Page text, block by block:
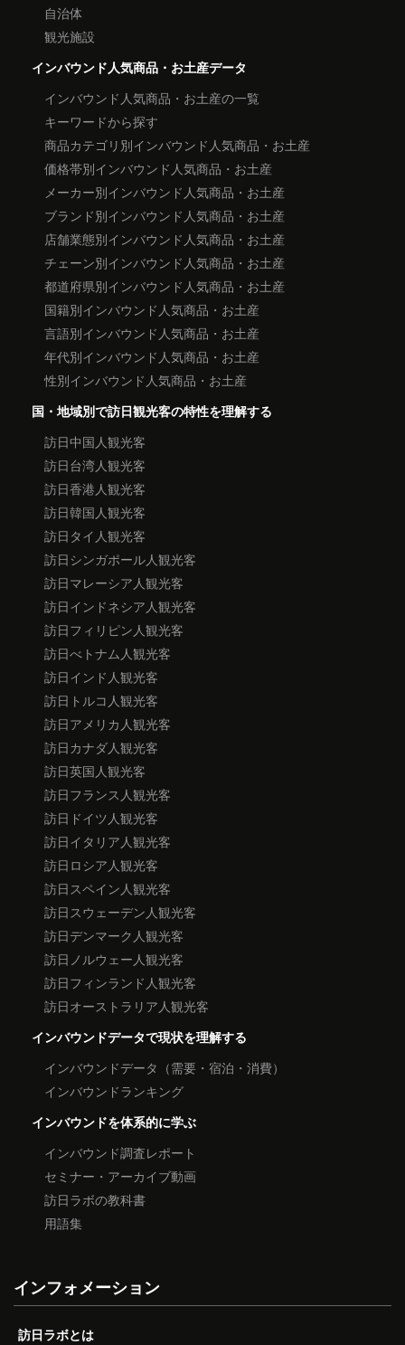
自治体
観光施設
インバウンド人気商品・お土産データ
インバウンド人気商品・お土産の一覧
キーワードから探す
商品カテゴリ別インバウンド人気商品・お土産
価格帯別インバウンド人気商品・お土産
メーカー別インバウンド人気商品・お土産
ブランド別インバウンド人気商品・お土産
店舗業態別インバウンド人気商品・お土産
チェーン別インバウンド人気商品・お土産
都道府県別インバウンド人気商品・お土産
国籍別インバウンド人気商品・お土産
言語別インバウンド人気商品・お土産
年代別インバウンド人気商品・お土産
性別インバウンド人気商品・お土産
国・地域別で訪日観光客の特性を理解する
訪日中国人観光客
訪日台湾人観光客
訪日香港人観光客
訪日韓国人観光客
訪日タイ人観光客
訪日シンガポール人観光客
訪日マレーシア人観光客
訪日インドネシア人観光客
訪日フィリピン人観光客
訪日べトナム人観光客
訪日インド人観光客
訪日トルコ人観光客
訪日アメリカ人観光客
訪日カナダ人観光客
訪日英国人観光客
訪日フランス人観光客
訪日ドイツ人観光客
訪日イタリア人観光客
訪日ロシア人観光客
訪日スペイン人観光客
訪日スウェーデン人観光客
訪日デンマーク人観光客
訪日ノルウェー人観光客
訪日フィンランド人観光客
訪日オーストラリア人観光客
インバウンドデータで現状を理解する
インバウンドデータ（需要・宿泊・消費）
インバウンドランキング
インバウンドを体系的に学ぶ
インバウンド調査レポート
セミナー・アーカイブ動画
訪日ラボの教科書
用語集
インフォメーション
訪日ラボとは